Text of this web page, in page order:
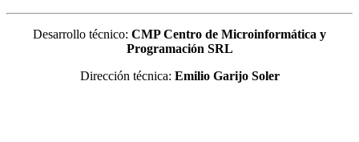
Desarrollo técnico: CMP Centro de Microinformática y
Programación SRL
Dirección técnica: Emilio Garijo Soler